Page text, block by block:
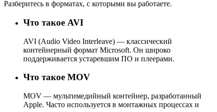
Разберитесь в форматах, с которыми вы работаете.
Что такое AVI
AVI (Audio Video Interleave) — классический
контейнерный формат Microsoft. Он широко
поддерживается устаревшим ПО и плеерами.
Что такое MOV
MOV — мультимедийный контейнер, разработанный
Apple. Часто используется в монтажных процессах и